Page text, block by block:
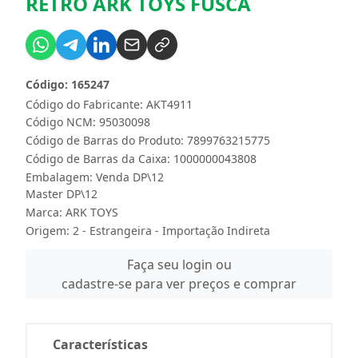
Código do Fabricante: AKT4911
Código: 165247
Código NCM: 95030098
Código de Barras do Produto: 7899763215775
Código de Barras da Caixa: 1000000043808
Embalagem: Venda DP\12
Master DP\12
Marca: ARK TOYS
Origem: 2 - Estrangeira - Importação Indireta
Faça seu login ou
cadastre-se para ver preços e comprar
Características